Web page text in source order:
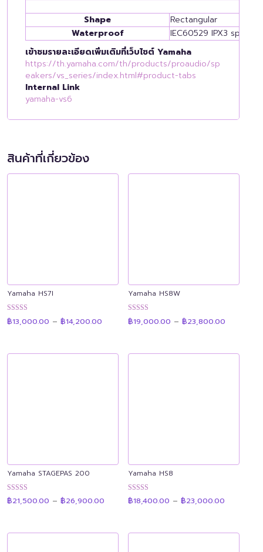
Shape
Rectangular
Waterproof
IEC60529 IPX3 splash
เข้าชมรายละเอียดเพิ่มเติมที่เว็บไซต์ Yamaha
https://th.yamaha.com/th/products/proaudio/sp
eakers/vs_series/index.html#product-tabs
Internal Link
yamaha-vs6
สินค้าที่เกี่ยวข้อง
Yamaha HS7I
ให้คะแนน
4.91
฿13,000.00 – ฿14,200.00
Yamaha HS8W
ให้คะแนน
4.90
฿19,000.00 – ฿23,800.00range:
Yamaha STAGEPAS 200
ให้คะแนน
4.89
฿21,500.00 – ฿26,900.00
Yamaha HS8
ให้คะแนน
4.92
฿18,400.00 – ฿23,000.00range: